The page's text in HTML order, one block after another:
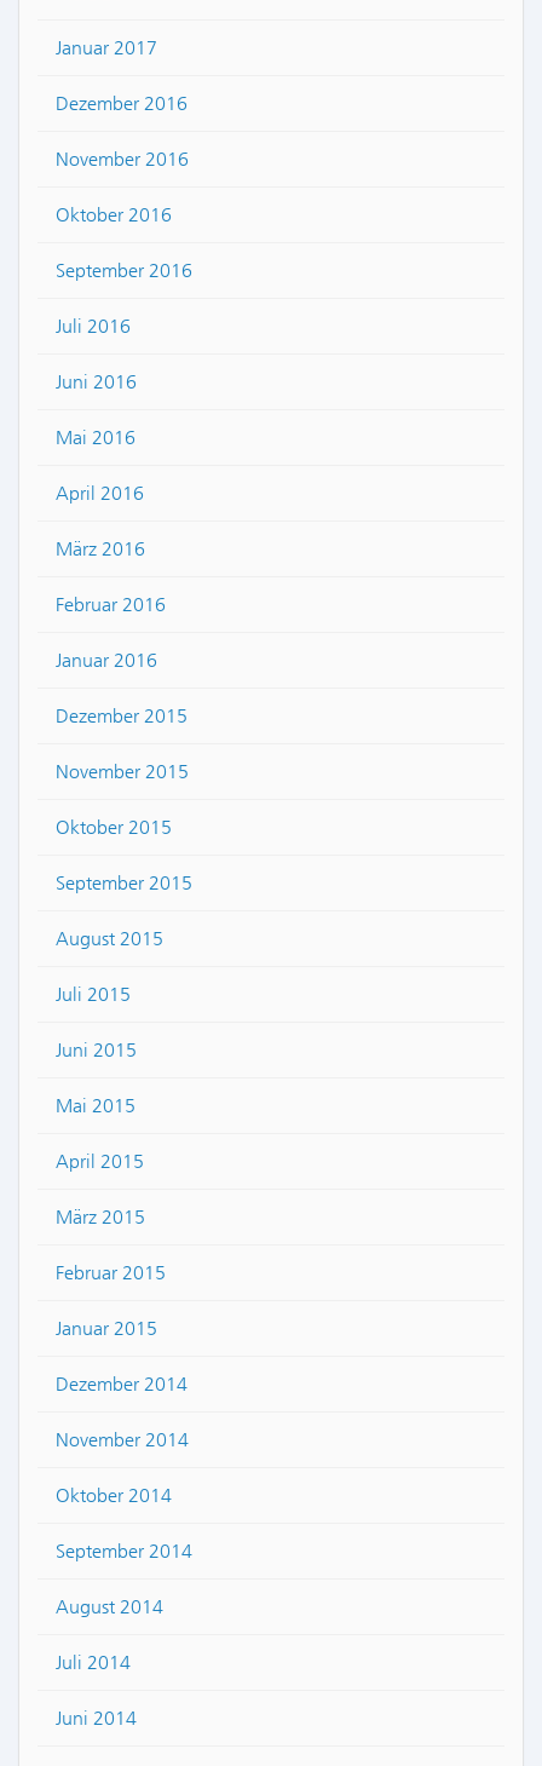
Januar 2017
Dezember 2016
November 2016
Oktober 2016
September 2016
Juli 2016
Juni 2016
Mai 2016
April 2016
März 2016
Februar 2016
Januar 2016
Dezember 2015
November 2015
Oktober 2015
September 2015
August 2015
Juli 2015
Juni 2015
Mai 2015
April 2015
März 2015
Februar 2015
Januar 2015
Dezember 2014
November 2014
Oktober 2014
September 2014
August 2014
Juli 2014
Juni 2014